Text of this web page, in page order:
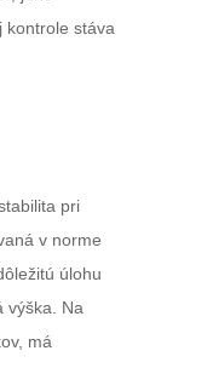
kontrole stáva
pri
v norme
úlohu
výška. Na
má